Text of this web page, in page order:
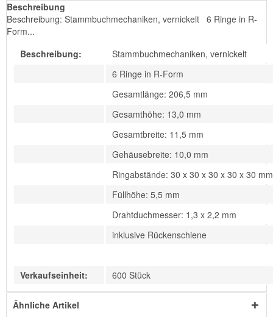
Beschreibung
Beschreibung: Stammbuchmechaniken, vernickelt 6 Ringe in R-
Form...
Beschreibung:
Stammbuchmechaniken, vernickelt
6 Ringe in R-Form
Gesamtlänge: 206,5 mm
Gesamthöhe: 13,0 mm
Gesamtbreite: 11,5 mm
Gehäusebreite: 10,0 mm
Ringabstände: 30 x 30 x 30 x 30 x 30 mm
Füllhöhe: 5,5 mm
Drahtduchmesser: 1,3 x 2,2 mm
inklusive Rückenschiene
Verkaufseinheit: 600 Stück
Ähnliche Artikel